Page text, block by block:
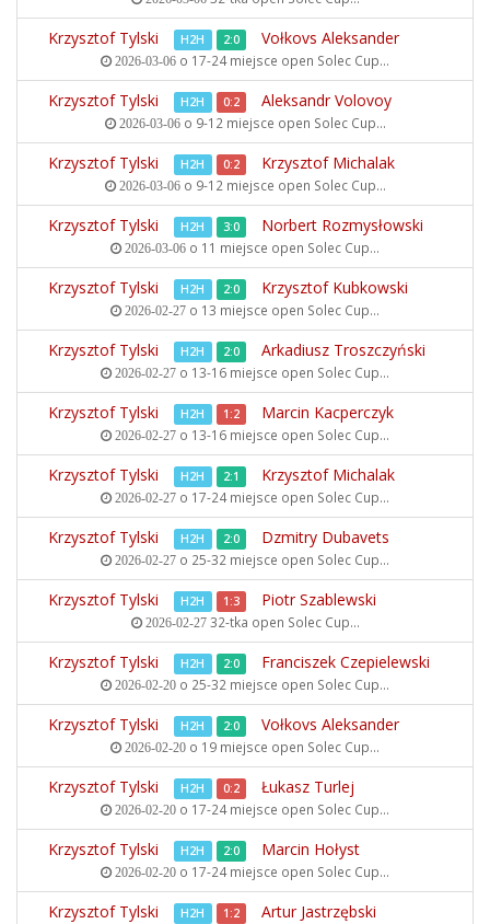
Krzysztof Tylski H2H 2:0 Vołkovs Aleksander
2026-03-06 o 17-24 miejsce open Solec Cup...
Krzysztof Tylski H2H 0:2 Aleksandr Volovoy
2026-03-06o 9-12 miejsce open Solec Cup...
Krzysztof Tylski H2H 0:2 Krzysztof Michalak
2026-03-06o 9-12 miejsce open Solec Cup...
Krzysztof Tylski H2H 3:0 Norbert Rozmysłowski
2026-03-06 o 11 miejsce open Solec Cup...
Krzysztof Tylski H2H 2:0 Krzysztof Kubkowski
2026-02-27 o 13 miejsce open Solec Cup...
Krzysztof Tylski H2H 2:0 Arkadiusz Troszczyński
2026-02-27 o 13-16 miejsce open Solec Cup...
Krzysztof Tylski H2H 1:2 Marcin Kacperczyk
2026-02-27 o 13-16 miejsce open Solec Cup...
Krzysztof Tylski H2H 2:1 Krzysztof Michalak
2026-02-27 o 17-24 miejsce open Solec Cup...
Krzysztof Tylski H2H 2:0 Dzmitry Dubavets
2026-02-27 o 25-32 miejsce open Solec Cup...
Krzysztof Tylski H2H 1:3 Piotr Szablewski
2026-02-2732-tka open Solec Cup...
Krzysztof Tylski H2H 2:0 Franciszek Czepielewski
2026-02-20 o 25-32 miejsce open Solec Cup...
Krzysztof Tylski H2H 2:0 Vołkovs Aleksander
2026-02-20 o 19 miejsce open Solec Cup...
Krzysztof Tylski H2H 0:2 Łukasz Turlej
2026-02-20 o 17-24 miejsce open Solec Cup...
Krzysztof Tylski H2H 2:0 Marcin Hołyst
2026-02-20 o 17-24 miejsce open Solec Cup...
Krzysztof Tylski H2H 1:2 Artur Jastrzębski